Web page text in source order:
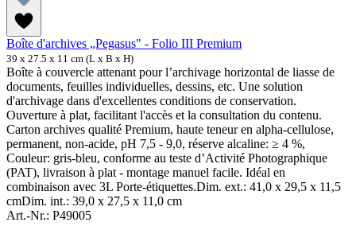
Boîte d'archives „Pegasus" - Folio III Premium
39 x 27.5 x 11 cm (L x B x H)
Boîte à couvercle attenant pour l’archivage horizontal de liasse de
documents, feuilles individuelles, dessins, etc. Une solution
d'archivage dans d'excellentes conditions de conservation.
Ouverture à plat, facilitant l'accès et la consultation du contenu.
Carton archives qualité Premium, haute teneur en alpha-cellulose,
permanent, non-acide, pH 7,5 - 9,0, réserve alcaline: ≥ 4 %,
Couleur: gris-bleu, conforme au teste d’Activité Photographique
(PAT), livraison à plat - montage manuel facile. Idéal en
combinaison avec 3L Porte-étiquettes.Dim. ext.: 41,0 x 29,5 x 11,5
cmDim. int.: 39,0 x 27,5 x 11,0 cm
Art.-Nr.: P49005